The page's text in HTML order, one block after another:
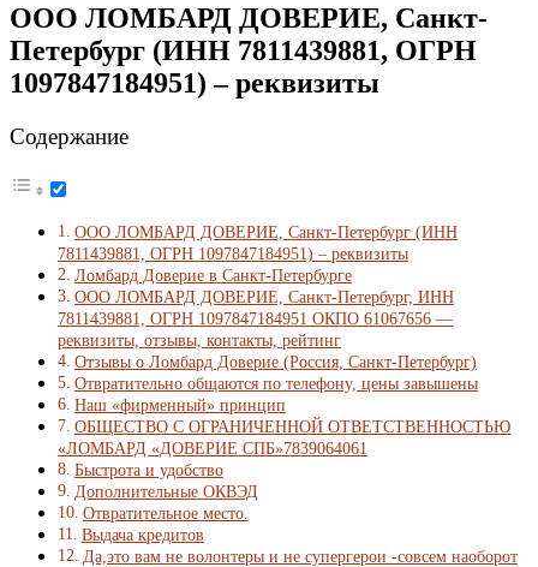
ООО ЛОМБАРД ДОВЕРИЕ, Санкт-
Петербург (ИНН 7811439881, ОГРН
1097847184951) – реквизиты
Содержание
ООО ЛОМБАРД ДОВЕРИЕ, Санкт-Петербург (ИНН
7811439881, ОГРН 1097847184951) – реквизиты
Ломбард Доверие в Санкт-Петербурге
ООО ЛОМБАРД ДОВЕРИЕ, Санкт-Петербург, ИНН
7811439881, ОГРН 1097847184951 ОКПО 61067656 —
реквизиты, отзывы, контакты, рейтинг
Отзывы о Ломбард Доверие (Россия, Санкт-Петербург)
Отвратительно общаются по телефону, цены завышены
Наш «фирменный» принцип
ОБЩЕСТВО С ОГРАНИЧЕННОЙ ОТВЕТСТВЕННОСТЬЮ
«ЛОМБАРД «ДОВЕРИЕ СПБ»7839064061
Быстрота и удобство
Дополнительные ОКВЭД
Отвратительное место.
Выдача кредитов
Да,это вам не волонтеры и не супергерои -совсем наоборот